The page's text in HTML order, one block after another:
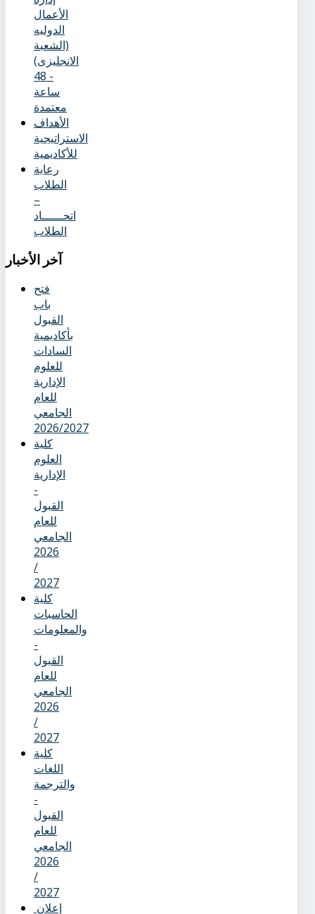
الأعمال
الدوليه
(الشعبة
الانجليزى)
- 48
ساعة
معتمدة
الأهداف
الاستراتيجية
للأكاديمية
رعاية
الطلاب
–
اتحــــــاد
الطلاب
آخر
الأخبار
فتح
باب
القبول
بأكاديمية
السادات
للعلوم
الإدارية
للعام
الجامعي
2026/2027
كلية
العلوم
الإدارية
-
القبول
للعام
الجامعي
2026
/
2027
كلية
الحاسبات
والمعلومات
-
القبول
للعام
الجامعي
2026
/
2027
كلية
اللغات
والترجمة
-
القبول
للعام
الجامعي
2026
/
2027